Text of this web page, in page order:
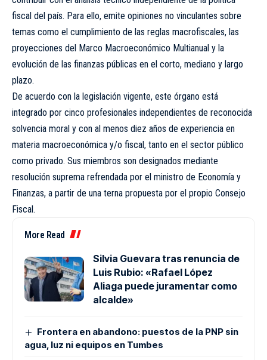
fiscal del país. Para ello, emite opiniones no vinculantes sobre
temas como el cumplimiento de las reglas macrofiscales, las
proyecciones del Marco Macroeconómico Multianual y la
evolución de las finanzas públicas en el corto, mediano y largo
plazo.
De acuerdo con la legislación vigente, este órgano está
integrado por cinco profesionales independientes de reconocida
solvencia moral y con al menos diez años de experiencia en
materia macroeconómica y/o fiscal, tanto en el sector público
como privado. Sus miembros son designados mediante
resolución suprema refrendada por el ministro de Economía y
Finanzas, a partir de una terna propuesta por el propio Consejo
Fiscal.
More Read
Silvia Guevara tras renuncia de
Luis Rubio: «Rafael López
Aliaga puede juramentar como
alcalde»
Frontera en abandono: puestos de la PNP sin
agua, luz ni equipos en Tumbes